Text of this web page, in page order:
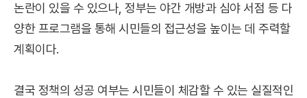
논란이 있을 수 있으나, 정부는 야간 개방과 심야 서점 등 다
양한 프로그램을 통해 시민들의 접근성을 높이는 데 주력할
계획이다.
결국 정책의 성공 여부는 시민들이 체감할 수 있는 실질적인